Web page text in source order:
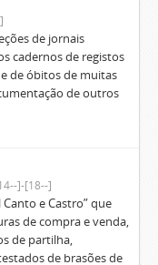
de jornais
cadernos de registos
de óbitos de muitas
de outros
]-[18--]
e Castro” que
de compra e venda,
de partilha,
de brasões de